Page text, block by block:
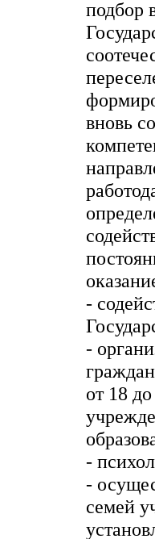
подбор
вновь
-
-
от 18
-
-
семей